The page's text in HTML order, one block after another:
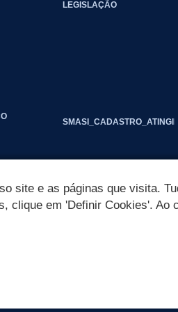
LEGISLAÇÃO
site e as páginas que visita.
em 'Definir Cookies'.